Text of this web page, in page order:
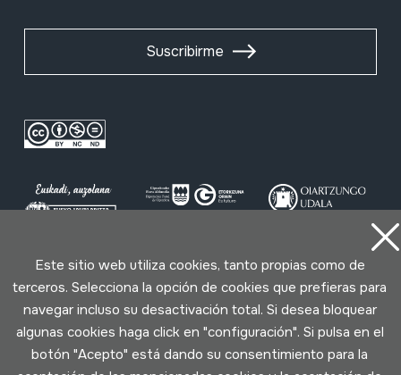
Suscribirme
Condiciones de uso
Política de privacidad
Política de cookies
Desarrollado por Lotura
Este sitio web utiliza cookies, tanto propias como de
terceros. Selecciona la opción de cookies que prefieras para
navegar incluso su desactivación total. Si desea bloquear
algunas cookies haga click en "configuración". Si pulsa en el
botón "Acepto" está dando su consentimiento para la